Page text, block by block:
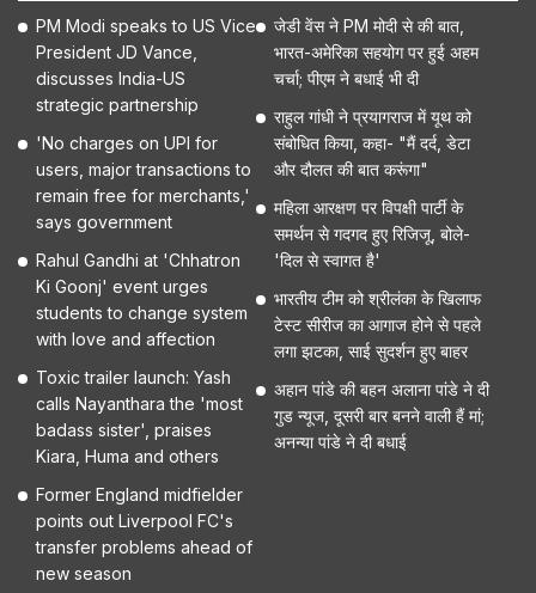
PM Modi speaks to US Vice
President JD Vance,
discusses India-US
strategic partnership
'No charges on UPI for
users, major transactions to
remain free for merchants,'
says government
Rahul Gandhi at 'Chhatron
Ki Goonj' event urges
students to change system
with love and affection
Toxic trailer launch: Yash
calls Nayanthara the 'most
badass sister', praises
Kiara, Huma and others
Former England midfielder
points out Liverpool FC's
transfer problems ahead of
new season
जेडी वेंस ने PM मोदी से की बात,
भारत-अमेरिका सहयोग पर हुई अहम
चर्चा; पीएम ने बधाई भी दी
राहुल गांधी ने प्रयागराज में यूथ को
संबोधित किया, कहा- "मैं दर्द, डेटा
और दौलत की बात करूंगा"
महिला आरक्षण पर विपक्षी पार्टी के
समर्थन से गदगद हुए रिजिजू, बोले-
'दिल से स्वागत है'
भारतीय टीम को श्रीलंका के खिलाफ
टेस्ट सीरीज का आगाज होने से पहले
लगा झटका, साई सुदर्शन हुए बाहर
अहान पांडे की बहन अलाना पांडे ने दी
गुड न्यूज, दूसरी बार बनने वाली हैं मां;
अनन्या पांडे ने दी बधाई